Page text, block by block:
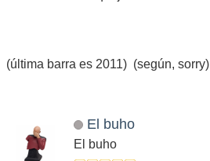
(última barra es 2011) (según, sorry)
El buho
El buho